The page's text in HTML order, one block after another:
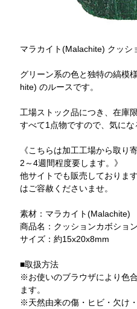
マラカイト(Malachite) クッシ
グリーン系の色と独特の縞模
hite) のルースです。
工場ストック品につき、在庫限
すべて1点物ですので、気にな
《こちらは加工工場から取り
2～4週間程度要します。》
他サイトでも販売しておりま
はご容赦くださいませ。
素材：マラカイト(Malachite)
商品名：クッションカボショ
サイズ：約15x20x8mm
■取扱方法
※お使いのブラウザにより色
ます。
※天然由来の傷・ヒビ・欠け